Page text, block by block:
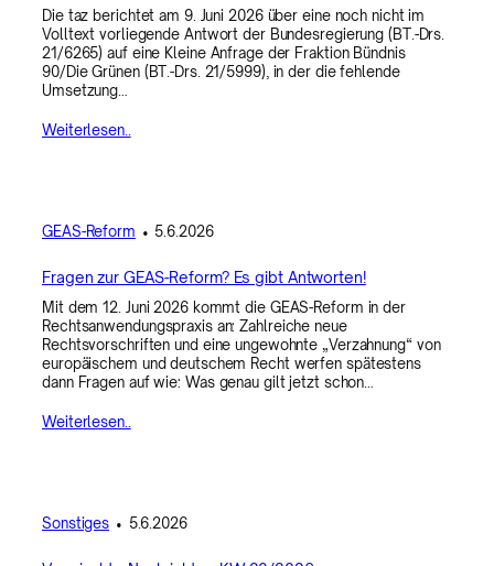
Die taz berichtet am 9. Juni 2026 über eine noch nicht im
Volltext vorliegende Antwort der Bundesregierung (BT.-Drs.
21/6265) auf eine Kleine Anfrage der Fraktion Bündnis
90/Die Grünen (BT.-Drs. 21/5999), in der die fehlende
Umsetzung…
Weiterlesen..
GEAS-Reform • 5.6.2026
Fragen zur GEAS-Reform? Es gibt Antworten!
Mit dem 12. Juni 2026 kommt die GEAS-Reform in der
Rechtsanwendungspraxis an: Zahlreiche neue
Rechtsvorschriften und eine ungewohnte „Verzahnung“ von
europäischem und deutschem Recht werfen spätestens
dann Fragen auf wie: Was genau gilt jetzt schon…
Weiterlesen..
Sonstiges • 5.6.2026